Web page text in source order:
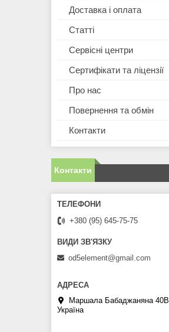
Доставка і оплата
Статті
Сервісні центри
Сертифікати та ліцензії
Про нас
Повернення та обмін
Контакти
Контакти
+380 (95) 645-75-75
od5element@gmail.com
Маршала Бабаджаняна
Україна